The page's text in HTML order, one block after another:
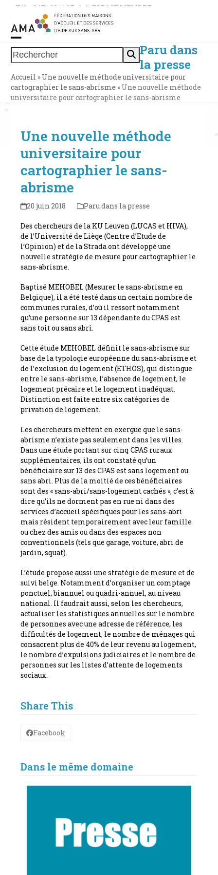
Skip
content
Tél. : 0471 38 11 37 | | ESPACE MEMBRE
Rechercher
Open
mobile
menu
Close
mobile
menu
Paru dans
la presse
Accueil » Une nouvelle méthode universitaire pour
cartographier le sans-abrisme » Une nouvelle méthode
universitaire pour cartographier le sans-abrisme
Une nouvelle méthode
universitaire pour
cartographier le sans-
abrisme
20 juin 2018 Paru dans la presse
Des chercheurs de la KU Leuven (LUCAS et HIVA),
de l’Université de Liège (Centre d’Etude de
l’Opinion) et de la Strada ont développé une
nouvelle stratégie de mesure pour cartographier le
sans-abrisme.
Baptisé MEHOBEL (Mesurer le sans-abrisme en
Belgique), il a été testé dans un certain nombre de
communes rurales, d’où il ressort notamment
qu’une personne sur 13 dépendante du CPAS est
sans toit ou sans abri.
Cette étude MEHOBEL définit le sans-abrisme sur
base de la typologie européenne du sans-abrisme et
de l’exclusion du logement (ETHOS), qui distingue
entre le sans-abrisme, l’absence de logement, le
logement précaire et le logement inadéquat.
Distinction est faite entre six catégories de
privation de logement.
Les chercheurs mettent en exergue que le sans-
abrisme n’existe pas seulement dans les villes.
Dans une étude portant sur cinq CPAS ruraux
supplémentaires, ils ont constaté qu’un
bénéficiaire sur 13 des CPAS est sans logement ou
sans abri. Plus de la moitié de ces bénéficiaires
sont des « sans-abri/sans-logement cachés », c’est à
dire qu’ils ne dorment pas en rue ni dans des
services d’accueil spécifiques pour les sans-abri
mais résident temporairement avec leur famille
ou chez des amis ou dans des espaces non
conventionnels (tels que garage, voiture, abri de
jardin, squat).
L’étude propose aussi une stratégie de mesure et de
suivi belge. Notamment d’organiser un comptage
ponctuel, biannuel ou quadri-annuel, au niveau
national. Il faudrait aussi, selon les chercheurs,
actualiser les statistiques annuelles sur le nombre
de personnes avec une adresse de référence, les
difficultés de logement, le nombre de ménages qui
consacrent plus de 40% de leur revenu au logement,
le nombre d’expulsions judiciaires et le nombre de
personnes sur les listes d’attente de logements
sociaux.
Share This
Facebook
Dans le même domaine